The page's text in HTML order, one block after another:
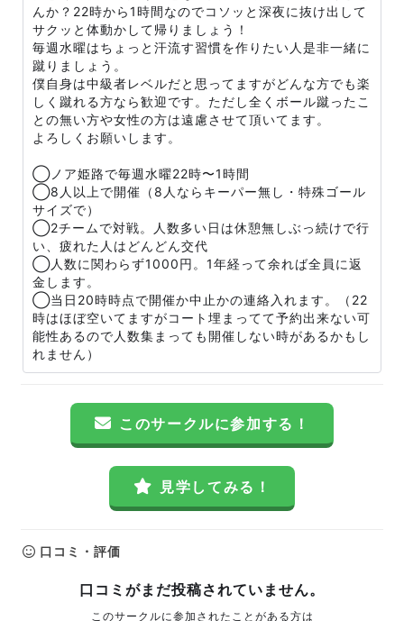
んか？22時から1時間なのでコソッと深夜に抜け出して
サクッと体動かして帰りましょう！
毎週水曜はちょっと汗流す習慣を作りたい人是非一緒に
蹴りましょう。
僕自身は中級者レベルだと思ってますがどんな方でも楽
しく蹴れる方なら歓迎です。ただし全くボール蹴ったこ
との無い方や女性の方は遠慮させて頂いてます。
よろしくお願いします。
◯ノア姫路で毎週水曜22時〜1時間
◯8人以上で開催（8人ならキーパー無し・特殊ゴール
サイズで）
◯2チームで対戦。人数多い日は休憩無しぶっ続けで行
い、疲れた人はどんどん交代
◯人数に関わらず1000円。1年経って余れば全員に返
金します。
◯当日20時時点で開催か中止かの連絡入れます。（22
時はほぼ空いてますがコート埋まってて予約出来ない可
能性あるので人数集まっても開催しない時があるかもし
れません）
このサークルに参加する！
見学してみる！
口コミ・評価
口コミがまだ投稿されていません。
このサークルに参加されたことがある方は